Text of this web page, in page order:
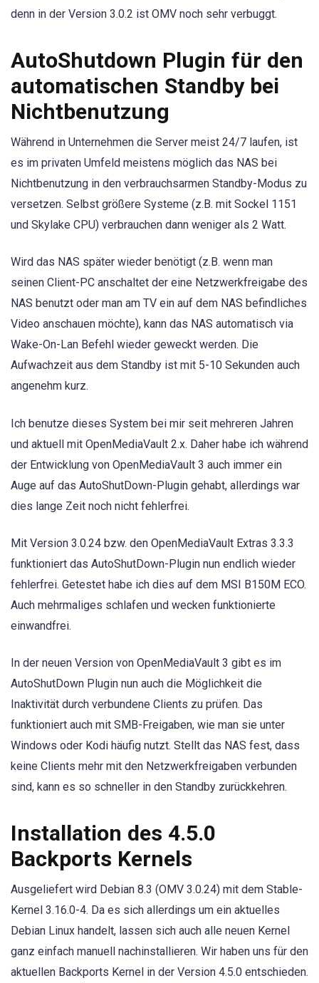
denn in der Version 3.0.2 ist OMV noch sehr verbuggt.
AutoShutdown Plugin für den
automatischen Standby bei
Nichtbenutzung
Während in Unternehmen die Server meist 24/7 laufen, ist
es im privaten Umfeld meistens möglich das NAS bei
Nichtbenutzung in den verbrauchsarmen Standby-Modus zu
versetzen. Selbst größere Systeme (z.B. mit Sockel 1151
und Skylake CPU) verbrauchen dann weniger als 2 Watt.
Wird das NAS später wieder benötigt (z.B. wenn man
seinen Client-PC anschaltet der eine Netzwerkfreigabe des
NAS benutzt oder man am TV ein auf dem NAS befindliches
Video anschauen möchte), kann das NAS automatisch via
Wake-On-Lan Befehl wieder geweckt werden. Die
Aufwachzeit aus dem Standby ist mit 5-10 Sekunden auch
angenehm kurz.
Ich benutze dieses System bei mir seit mehreren Jahren
und aktuell mit OpenMediaVault 2.x. Daher habe ich während
der Entwicklung von OpenMediaVault 3 auch immer ein
Auge auf das AutoShutDown-Plugin gehabt, allerdings war
dies lange Zeit noch nicht fehlerfrei.
Mit Version 3.0.24 bzw. den OpenMediaVault Extras 3.3.3
funktioniert das AutoShutDown-Plugin nun endlich wieder
fehlerfrei. Getestet habe ich dies auf dem MSI B150M ECO.
Auch mehrmaliges schlafen und wecken funktionierte
einwandfrei.
In der neuen Version von OpenMediaVault 3 gibt es im
AutoShutDown Plugin nun auch die Möglichkeit die
Inaktivität durch verbundene Clients zu prüfen. Das
funktioniert auch mit SMB-Freigaben, wie man sie unter
Windows oder Kodi häufig nutzt. Stellt das NAS fest, dass
keine Clients mehr mit den Netzwerkfreigaben verbunden
sind, kann es so schneller in den Standby zurückkehren.
Installation des 4.5.0
Backports Kernels
Ausgeliefert wird Debian 8.3 (OMV 3.0.24) mit dem Stable-
Kernel 3.16.0-4. Da es sich allerdings um ein aktuelles
Debian Linux handelt, lassen sich auch alle neuen Kernel
ganz einfach manuell nachinstallieren. Wir haben uns für den
aktuellen Backports Kernel in der Version 4.5.0 entschieden.